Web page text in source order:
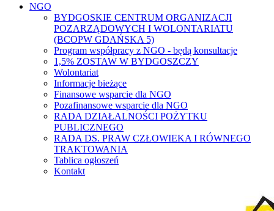
NGO
BYDGOSKIE CENTRUM ORGANIZACJI
POZARZĄDOWYCH I WOLONTARIATU
(BCOPW GDAŃSKA 5)
Program współpracy z NGO - będą konsultacje
1,5% ZOSTAW W BYDGOSZCZY
Wolontariat
Informacje bieżące
Finansowe wsparcie dla NGO
Pozafinansowe wsparcie dla NGO
RADA DZIAŁALNOŚCI POŻYTKU
PUBLICZNEGO
RADA DS. PRAW CZŁOWIEKA I RÓWNEGO
TRAKTOWANIA
Tablica ogłoszeń
Kontakt